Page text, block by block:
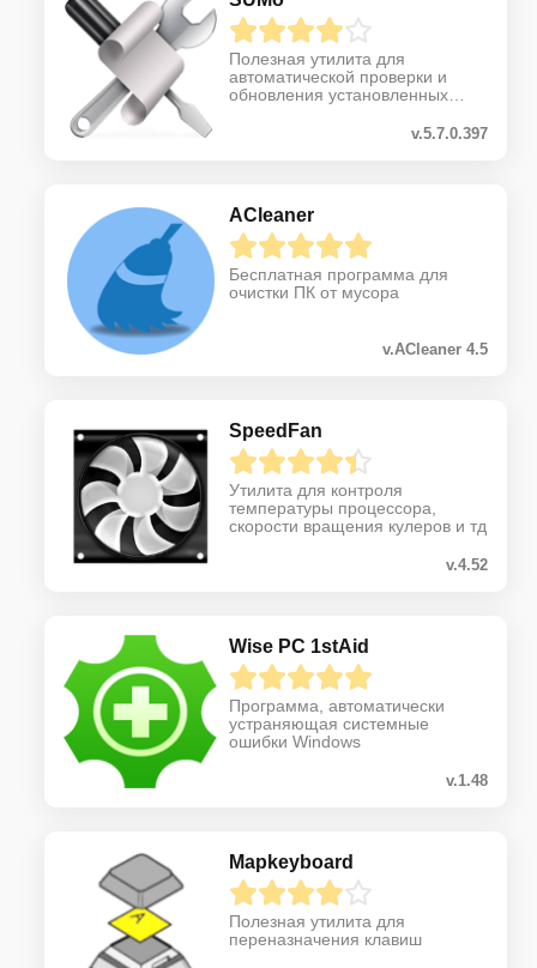
Полезная утилита для
автоматической проверки и
обновления установленных
v.5.7.0.397
ACleaner
Бесплатная программа для
очистки ПК от мусора
v.ACleaner 4.5
SpeedFan
Утилита для контроля
температуры процессора,
скорости вращения кулеров и тд
v.4.52
Wise PC 1stAid
Программа, автоматически
устраняющая системные
ошибки Windows
v.1.48
Mapkeyboard
Полезная утилита для
переназначения клавиш